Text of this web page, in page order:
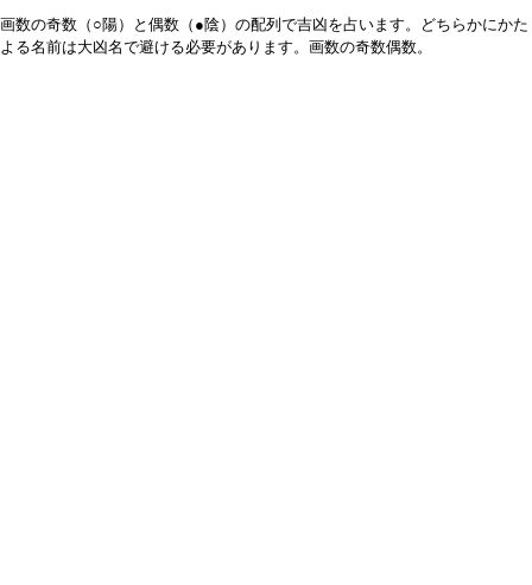
画数の奇数（○陽）と偶数（●陰）の配列で吉凶を占います。どちらかにかた
よる名前は大凶名で避ける必要があります。画数の奇数偶数。